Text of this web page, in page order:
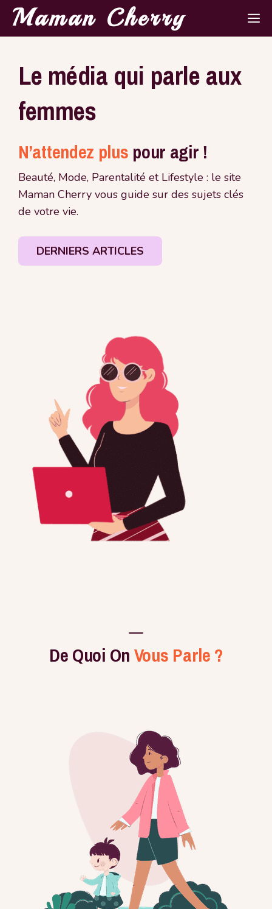
AllerMaman Cherry
Le média qui parle aux
femmes
N’attendez plus pour agir !
Beauté, Mode, Parentalité et Lifestyle : le site
Maman Cherry vous guide sur des sujets clés
de votre vie.
DERNIERS ARTICLES
De Quoi On Vous Parle ?